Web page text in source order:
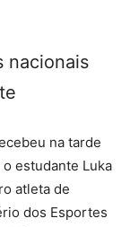
nacionais
na tarde
estudante Luka
atleta de
dos Esportes